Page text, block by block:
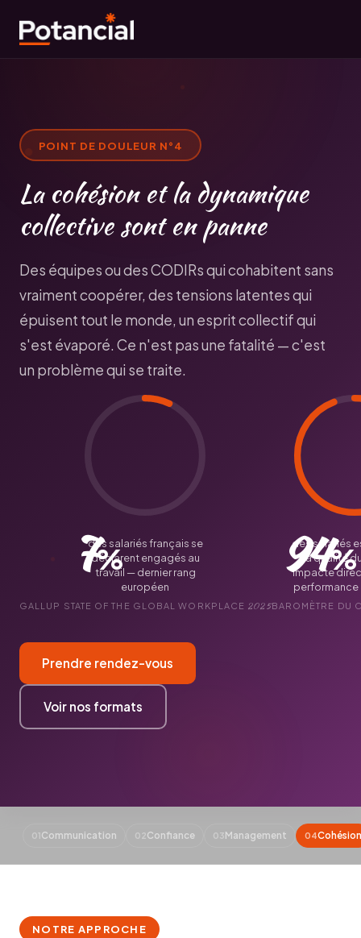
POINT DE DOULEUR N°4
La cohésion et la dynamique
collective sont en panne
Des équipes ou des CODIRs qui cohabitent sans
vraiment coopérer, des tensions latentes qui
épuisent tout le monde, un esprit collectif qui
s'est évaporé. Ce n'est pas une fatalité — c'est
un problème qui se traite.
7%
des salariés français se
déclarent engagés au
travail — dernier rang
européen
GALLUP STATE OF THE GLOBAL WORKPLACE 2025
94%
des salariés
la qualité
impacte
performance
BAROMÈTRE DU
Prendre rendez-vous
Voir nos formats
01Communication 02Confiance 03Management 04Cohésion
NOTRE APPROCHE